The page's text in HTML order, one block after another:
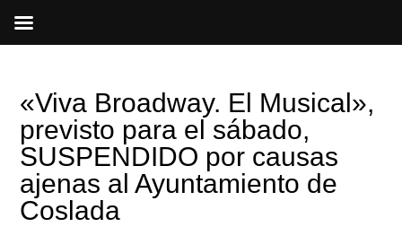
«Viva Broadway. El Musical»,
previsto para el sábado,
SUSPENDIDO por causas
ajenas al Ayuntamiento de
Coslada